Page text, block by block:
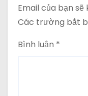
Email của bạn
Các trường bắt
Bình luận *